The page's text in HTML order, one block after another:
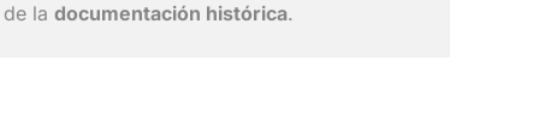
la documentación histórica.